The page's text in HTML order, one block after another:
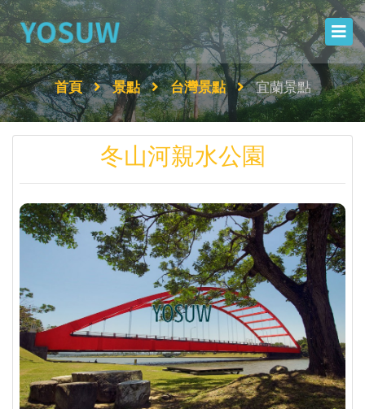
首頁 景點 台灣景點 宜蘭景點
冬山河親水公園